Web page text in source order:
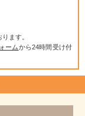
ます。
ームから24時間受け付